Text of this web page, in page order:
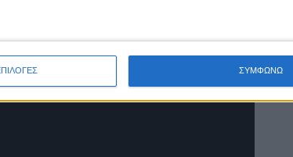
ΣΥΜΦΩΝΩ
τη συνδικαλιστική δράση, καθώς
τρομοκράτηση», συμπλήρωσε μεταξύ